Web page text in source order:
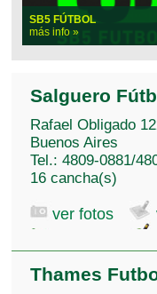
SB5 FÚTBOL
más info »
Salguero
Rafael Obligado
Buenos Aires
Tel.: 4809-0881/
16 cancha(s)
ver fotos
Thames